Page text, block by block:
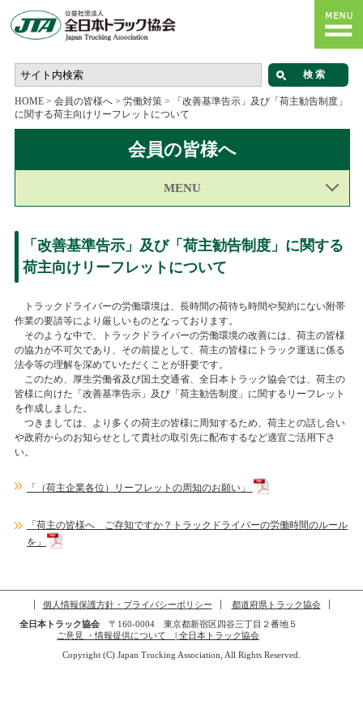
HOME> 会員の皆様へ> 労働対策>
「改善基準告示」及び「荷主勧告制度」
に関する荷主向けリーフレットについて
会員の皆様へ
MENU
「改善基準告示」及び「荷主勧告制度」に関する
荷主向けリーフレットについて
トラックドライバーの労働環境は、長時間の荷待ち時間や契約にない附帯
作業の要請等により厳しいものとなっております。
そのような中で、トラックドライバーの労働環境の改善には、荷主の皆様
の協力が不可欠であり、その前提として、荷主の皆様にトラック運送に係る
法令等の理解を深めていただくことが肝要です。
このため、厚生労働省及び国土交通省、全日本トラック協会では、荷主の
皆様に向けた「改善基準告示」及び「荷主勧告制度」に関するリーフレット
を作成しました。
つきましては、より多くの荷主の皆様に周知するため、荷主との話し合い
や政府からのお知らせとして貴社の取引先に配布するなど適宜ご活用下さ
い。
「（荷主企業各位）リーフレットの周知のお願い」
「荷主の皆様へ ご存知ですか？トラックドライバーの労働時間のルール
を」
個人情報保護方針・プライバシーポリシー
都道府県トラック協会
全日本トラック協会〒160-0004 東京都新宿区四谷三丁目２番地５
ご意見 ・情報提供について | 全日本トラック協会
Copyright (C) Japan Trucking Association, All Rights Reserved.